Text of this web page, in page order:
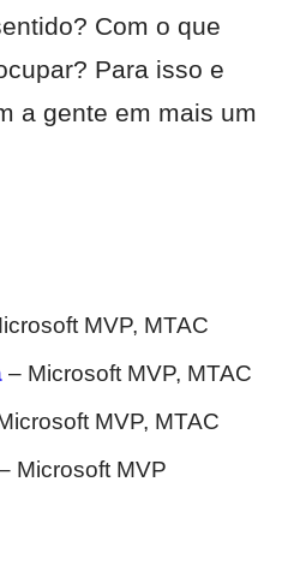
Com o que
Para isso e
a gente em mais um
MVP, MTAC
– Microsoft MVP, MTAC
MVP, MTAC
Microsoft MVP